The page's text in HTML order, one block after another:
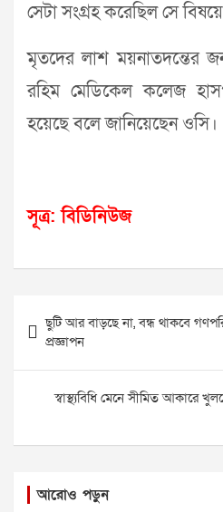
সেটা সংগ্রহ করেছিল সে
মৃতদের লাশ ময়নাতদন্তের
রহিম মেডিকেল কলেজ
হয়েছে বলে জানিয়েছেন ওসি।
সূত্র: বিডিনিউজ
Post
navigation
ছুটি আর বাড়ছে না, বন্ধ থাকবে
প্রজ্ঞাপন
স্বাস্থ্যবিধি মেনে সীমিত আকারে
আরোও পড়ুন